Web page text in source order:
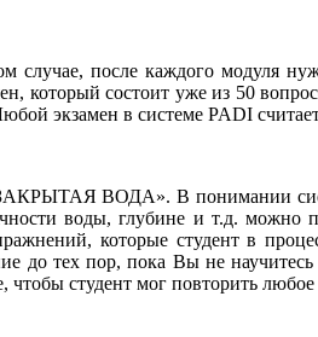
случае, после каждого модуля
который состоит уже из 50
экзамен в системе PADI
ВОДА». В понимании
воды, глубине и т.д. можно
которые студент в
до тех пор, пока Вы не
чтобы студент мог повторить